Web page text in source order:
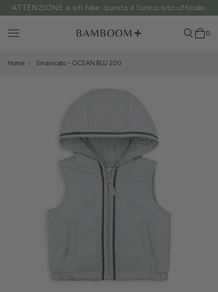
ATTENZIONE ai siti fake: questo è l’unico sito ufficiale.
0
Home Smanicato - OCEAN BLU 200